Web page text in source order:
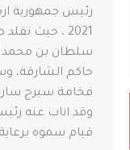
رئيس جمهورية
2021 ، حيث
سلطان بن محمد
حاكم الشارقة،
فخامة سيرج
وقد اناب عنه
قيام سموه